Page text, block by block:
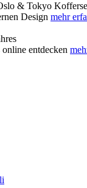
& Tokyo
Design mehr
entdecken